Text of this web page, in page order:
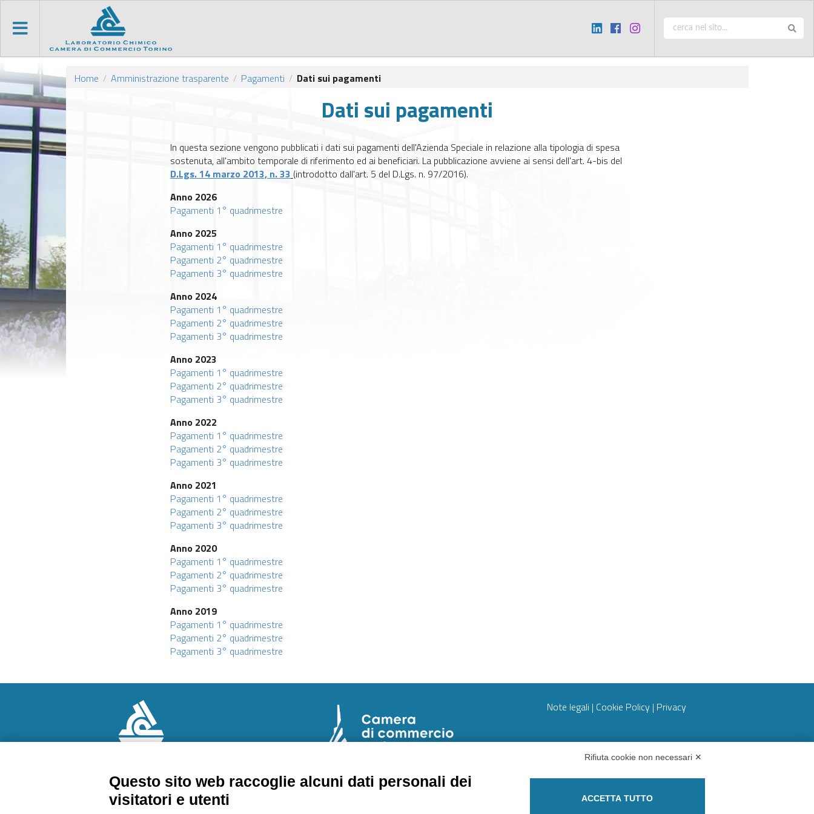
Home / Amministrazione trasparente / Pagamenti / Dati sui pagamenti
Dati sui pagamenti
In questa sezione vengono pubblicati i dati sui pagamenti dell'Azienda Speciale in relazione alla tipologia di spesa
sostenuta, all'ambito temporale di riferimento ed ai beneficiari. La pubblicazione avviene ai sensi dell'art. 4-bis del
D.Lgs. 14 marzo 2013, n. 33 (introdotto dall'art. 5 del D.Lgs. n. 97/2016).
Anno 2026
Pagamenti 1° quadrimestre
Anno 2025
Pagamenti 1° quadrimestre
Pagamenti 2° quadrimestre
Pagamenti 3° quadrimestre
Anno 2024
Pagamenti 1° quadrimestre
Pagamenti 2° quadrimestre
Pagamenti 3° quadrimestre
Anno 2023
Pagamenti 1° quadrimestre
Pagamenti 2° quadrimestre
Pagamenti 3° quadrimestre
Anno 2022
Pagamenti 1° quadrimestre
Pagamenti 2° quadrimestre
Pagamenti 3° quadrimestre
Anno 2021
Pagamenti 1° quadrimestre
Pagamenti 2° quadrimestre
Pagamenti 3° quadrimestre
Anno 2020
Pagamenti 1° quadrimestre
Pagamenti 2° quadrimestre
Pagamenti 3° quadrimestre
Anno 2019
Pagamenti 1° quadrimestre
Pagamenti 2° quadrimestre
Pagamenti 3° quadrimestre
Note legali | Cookie Policy | Privacy
CHI SIAMO
AMMINISTRAZIONE
Partita IVA 09273250010
Rifiuta cookie non necessari ✕
Questo sito web raccoglie alcuni dati personali dei
visitatori e utenti
ACCETTA TUTTO